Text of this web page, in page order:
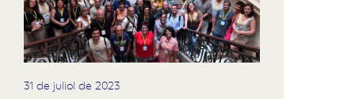
31 de juliol de 2023